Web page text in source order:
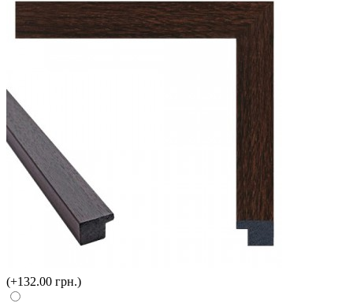
(+132.00 грн.)